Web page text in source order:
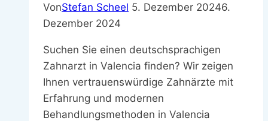
VonStefan Scheel 5. Dezember 20246.
Dezember 2024
Suchen Sie einen deutschsprachigen
Zahnarzt in Valencia finden? Wir zeigen
Ihnen vertrauenswürdige Zahnärzte mit
Erfahrung und modernen
Behandlungsmethoden in Valencia